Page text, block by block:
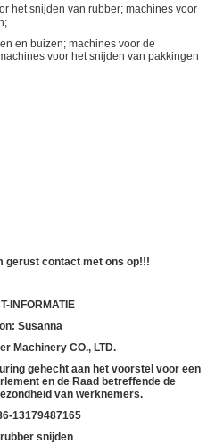
het snijden van rubber; machines voor
en buizen; machines voor de
voor het snijden van pakkingen
gerust contact met ons op!!!
INFORMATIE
Susanna
Machinery CO., LTD.
gehecht aan het voorstel voor een
en de Raad betreffende de
van werknemers.
13179487165
snijden